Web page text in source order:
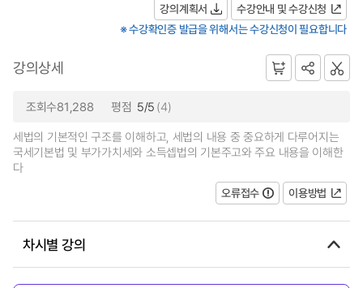
강의계획서
수강안내 및 수강신청
※ 수강확인증 발급을 위해서는 수강신청이 필요합니다
강의상세
조회수81,288 평점 5/5 (4)
세법의 기본적인 구조를 이해하고, 세법의 내용 중 중요하게 다루어지는
국세기본법 및 부가가치세와 소득셉법의 기본주고와 주요 내용을 이해한
다
오류접수
이용방법
차시별 강의